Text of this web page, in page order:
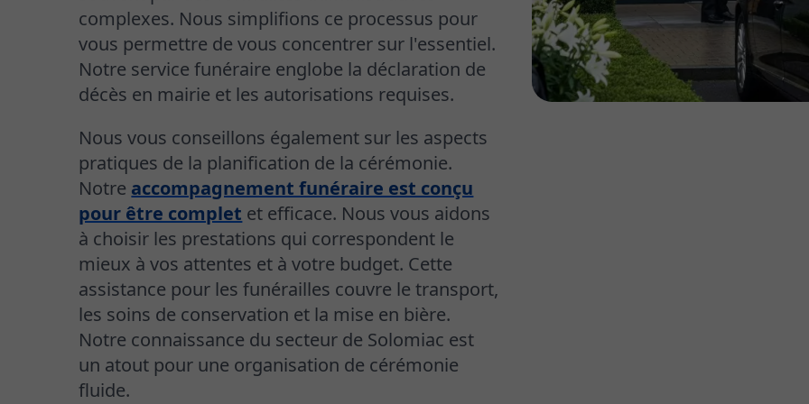
complexes. Nous simplifions ce processus pour
vous permettre de vous concentrer sur l'essentiel.
Notre service funéraire englobe la déclaration de
décès en mairie et les autorisations requises.
Nous vous conseillons également sur les aspects
pratiques de la planification de la cérémonie.
Notre accompagnement funéraire est conçu
pour être complet et efficace. Nous vous aidons
à choisir les prestations qui correspondent le
mieux à vos attentes et à votre budget. Cette
assistance pour les funérailles couvre le transport,
les soins de conservation et la mise en bière.
Notre connaissance du secteur de Solomiac est
un atout pour une organisation de cérémonie
fluide.